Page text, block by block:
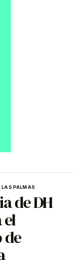
LAS PALMAS
de DH
el
de